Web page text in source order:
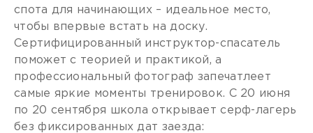
спота для начинающих – идеальное место,
чтобы впервые встать на доску.
Сертифицированный инструктор-спасатель
поможет с теорией и практикой, а
профессиональный фотограф запечатлеет
самые яркие моменты тренировок. С 20 июня
по 20 сентября школа открывает серф-лагерь
без фиксированных дат заезда: